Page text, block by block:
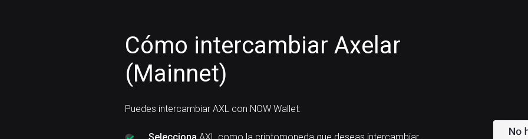
Cómo intercambiar Axelar
(Mainnet)
Puedes intercambiar AXL con NOW Wallet: